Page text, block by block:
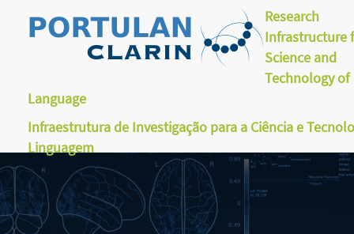
Research
Infrastructure
Science and
Technology of
Language
Infraestrutura de Investigação para a Ciência e
Linguagem